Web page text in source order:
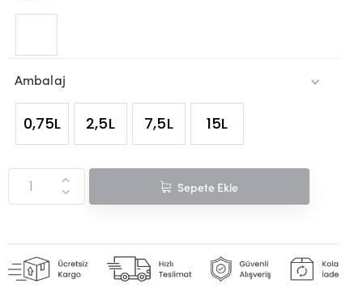
Ambalaj
0,75L 2,5L 7,5L 15L
Sepete Ekle